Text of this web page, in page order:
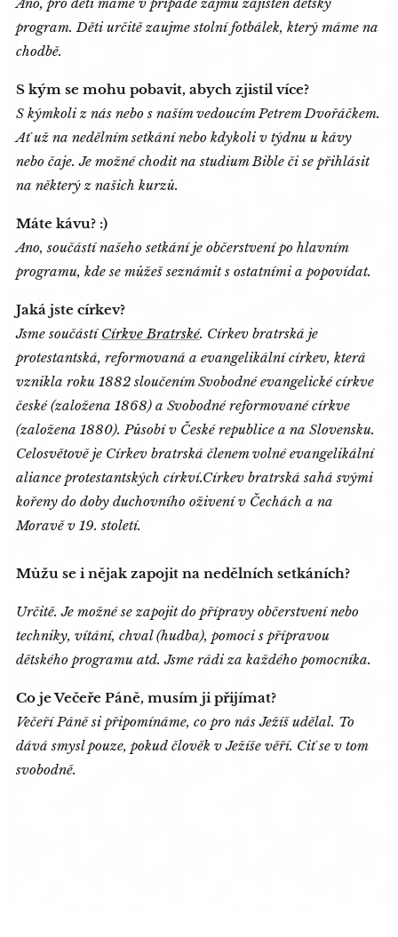
program. Děti určitě zaujme stolní fotbálek, který máme na
chodbě.
S kým se mohu pobavit, abych zjistil více?
S kýmkoli z nás nebo s naším vedoucím Petrem Dvořáčkem.
Ať už na nedělním setkání nebo kdykoli v týdnu u kávy
nebo čaje. Je možné chodit na studium Bible či se přihlásit
na některý z našich kurzů.
Máte kávu? :)
Ano, součástí našeho setkání je občerstvení po hlavním
programu, kde se můžeš seznámit s ostatními a popovídat.
Jaká jste církev?
Jsme součástí Církve Bratrské. Církev bratrská je
protestantská, reformovaná a evangelikální církev, která
vznikla roku 1882 sloučením Svobodné evangelické církve
české (založena 1868) a Svobodné reformované církve
(založena 1880). Působí v České republice a na Slovensku.
Celosvětově je Církev bratrská členem volné evangelikální
aliance protestantských církví.Církev bratrská sahá svými
kořeny do doby duchovního oživení v Čechách a na
Moravě v 19. století.
Můžu se i nějak zapojit na nedělních setkáních?
Určitě. Je možné se zapojit do přípravy občerstvení nebo
techniky, vítání, chval (hudba), pomoci s přípravou
dětského programu atd. Jsme rádi za každého pomocníka.
Co je Večeře Páně, musím ji přijímat?
Večeří Páně si připomínáme, co pro nás Ježíš udělal. To
dává smysl pouze, pokud člověk v Ježíše věří. Ciť se v tom
svobodně.